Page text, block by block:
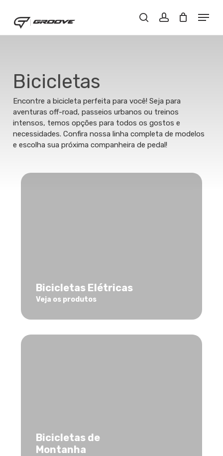
main
content
Buscar..account
Menu
Bicicletas
Encontre a bicicleta perfeita para você! Seja para
aventuras off-road, passeios urbanos ou treinos
intensos, temos opções para todos os gostos e
necessidades. Confira nossa linha completa de modelos
e escolha sua próxima companheira de pedal!
Bicicletas Elétricas
Veja os produtos
Bicicletas de
Montanha
Close